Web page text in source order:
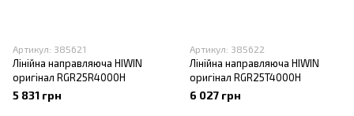
Артикул: 385621
Лінійна направляюча HIWIN
оригінал RGR25R4000H
5 831 грн
Артикул: 385622
Лінійна направляюча HIWIN
оригінал RGR25T4000H
6 027 грн